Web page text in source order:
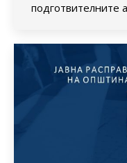
подготвителните